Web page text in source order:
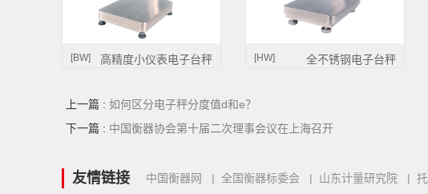
[BW] 高精度小仪表电子台秤 [HW] 全不锈钢电子台秤
上一篇 : 如何区分电子秤分度值d和e？
下一篇 : 中国衡器协会第十届二次理事会议在上海召开
友情链接 中国衡器网 | 全国衡器标委会 | 山东计量研究院 |